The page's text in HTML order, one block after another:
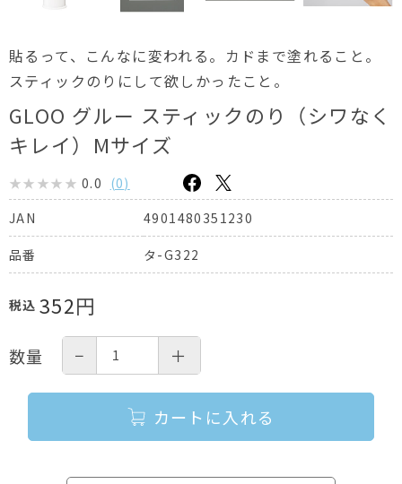
貼るって、こんなに変われる。カドまで塗れること。
スティックのりにして欲しかったこと。
GLOO グルー スティックのり（シワなく
キレイ）Mサイズ
0.0 (0)
JAN
4901480351230
品番 タ-G322
税込 352円
数量 − ＋
カートに入れる